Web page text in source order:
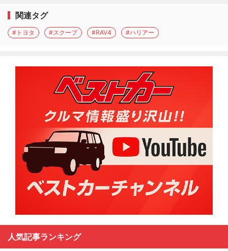
関連タグ
#トヨタ #スクープ #RAV4 #ハリアー
人気記事ランキング